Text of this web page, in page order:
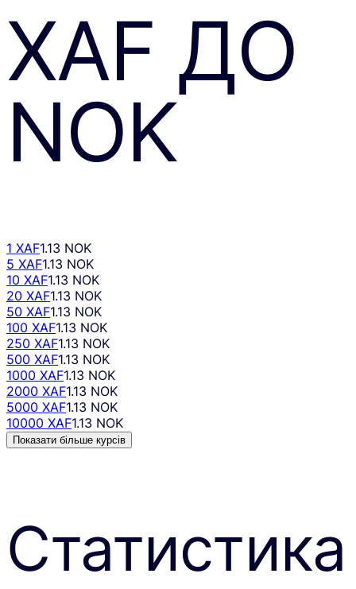
XAF ДО
NOK
1 XAF1.13 NOK
5 XAF1.13 NOK
10 XAF1.13 NOK
20 XAF1.13 NOK
50 XAF1.13 NOK
100 XAF1.13 NOK
250 XAF1.13 NOK
500 XAF1.13 NOK
1000 XAF1.13 NOK
2000 XAF1.13 NOK
5000 XAF1.13 NOK
10000 XAF1.13 NOK
Показати більше курсів
Статистика